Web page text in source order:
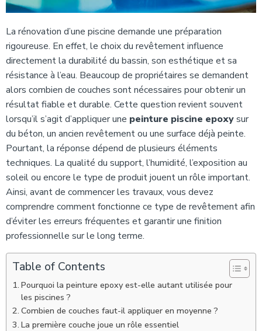
La rénovation d’une piscine demande une préparation
rigoureuse. En effet, le choix du revêtement influence
directement la durabilité du bassin, son esthétique et sa
résistance à l’eau. Beaucoup de propriétaires se demandent
alors combien de couches sont nécessaires pour obtenir un
résultat fiable et durable. Cette question revient souvent
lorsqu’il s’agit d’appliquer une peinture piscine epoxysur
du béton, un ancien revêtement ou une surface déjà peinte.
Pourtant, la réponse dépend de plusieurs éléments
techniques. La qualité du support, l’humidité, l’exposition au
soleil ou encore le type de produit jouent un rôle important.
Ainsi, avant de commencer les travaux, vous devez
comprendre comment fonctionne ce type de revêtement afin
d’éviter les erreurs fréquentes et garantir une finition
professionnelle sur le long terme.
Table of Contents
Pourquoi la peinture epoxy est-elle autant utilisée pour
les piscines ?
Combien de couches faut-il appliquer en moyenne ?
La première couche joue un rôle essentiel